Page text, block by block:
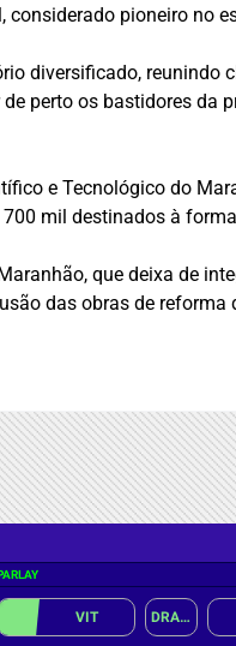
pioneiro no
diversificado, reunindo
perto os bastidores da
e Tecnológico do
mil destinados à
que deixa de
das obras de reforma